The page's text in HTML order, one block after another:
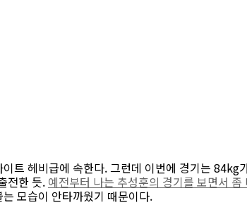
트 헤비급에 속한다. 그런데 이번에 경기는 84kg
전한 듯. 예전부터 나는 추성훈의 경기를 보면서 좀
모습이 안타까웠기 때문이다.